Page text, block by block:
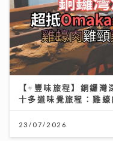
【#豐味旅程】銅鑼
十多道味覺旅程：雞
23/07/2026